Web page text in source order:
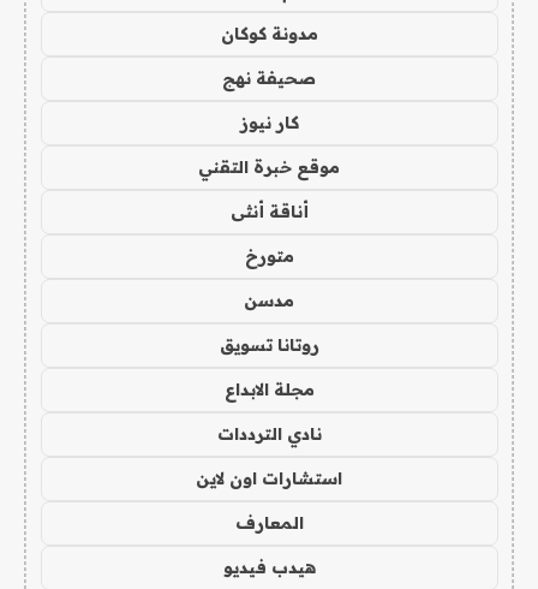
مدونة كوكان
صحيفة نهج
كار نيوز
موقع خبرة التقني
أناقة أنثى
متورخ
مدسن
روتانا تسويق
مجلة الابداع
نادي الترددات
استشارات اون لاين
المعارف
هيدب فيديو